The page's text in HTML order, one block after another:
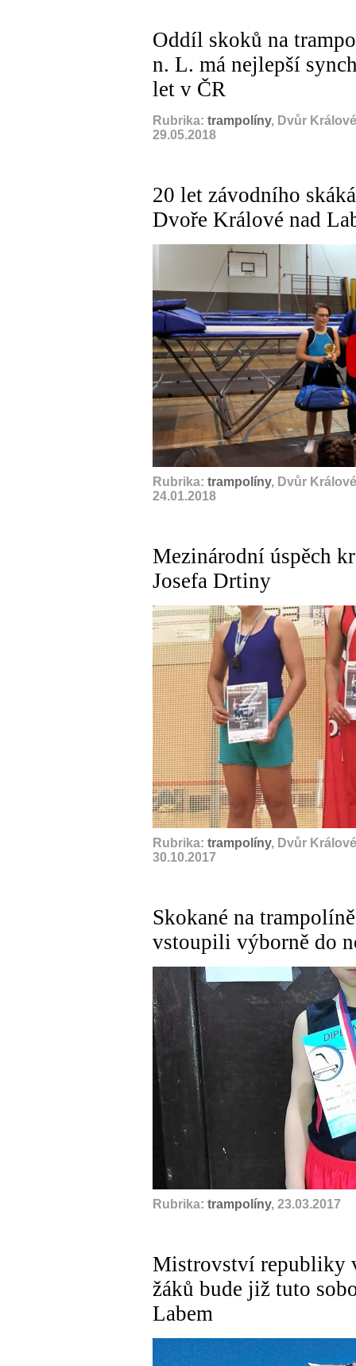
Oddíl skoků na
n. L. má nejlepší
let v ČR
Rubrika: trampolíny, Dvůr
29.05.2018
20 let závodního
Dvoře Králové nad
Rubrika: trampolíny, Dvůr
24.01.2018
Mezinárodní úspěch
Josefa Drtiny
Rubrika: trampolíny, Dvůr
30.10.2017
Skokané na
vstoupili výborně do
Rubrika: trampolíny, 23.03.2017
Mistrovství republiky
žáků bude již tuto
Labem